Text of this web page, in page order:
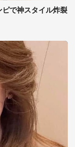
で神スタイル炸裂